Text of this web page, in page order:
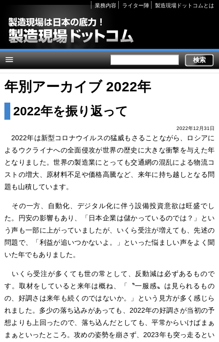
Secondary
links
業務内容 ライター陣 製造現場ドットコムとは
年別アーカイブ 2022年
2022年を振り返って
2022年12月31日
2022年は新型コロナウイルスの猛威もさることながら、ロシアに
よるウクライナへの全面侵攻が世界の歴史に大きな衝撃を与えた年
となりました。世界の製造業にとっても交通網の混乱による物流コ
ストの増大、原材料不足や価格高騰など、来年に持ち越しとなる問
題も山積しています。
その一方、自動化、デジタル化に伴う設備投資意欲は旺盛でし
た。円安の影響もあり、「日本企業は儲かっているのでは？」とい
う声も一部に上がっていましたが、いくら受注が増えても、先述の
問題で、「利益が追いつかないよ。」といった悩ましい声をよく聞
いた年でもありました。
いくら受注が多くても世の常として、反動減は必ずあるもので
す。取材をしていると来年は概ね、「〝一服感〟は見られるもの
の、好調さは来年も続くのではないか。」という見方が多く感じら
れました。多少の落ち込みがあっても、2022年の好調さが当初の予
想よりも上回ったので、落ち込んだとしても、平常からいけばまぁ
まぁといったところ。攻めの姿勢を崩さず、2023年も突っ走るとい